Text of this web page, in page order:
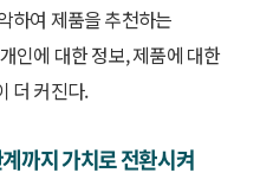
하여 제품을 추천하는
인에 대한 정보, 제품에 대한
더 커진다.
까지 가치로 전환시켜